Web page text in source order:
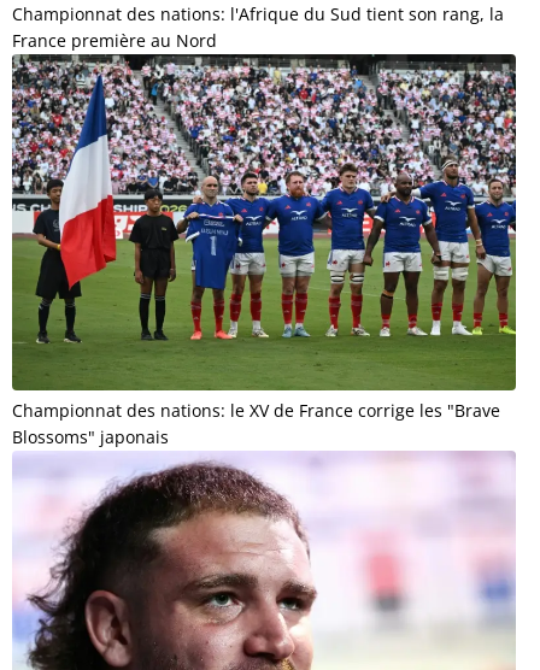
Championnat des nations: l'Afrique du Sud tient son rang, la
France première au Nord
Championnat des nations: le XV de France corrige les "Brave
Blossoms" japonais